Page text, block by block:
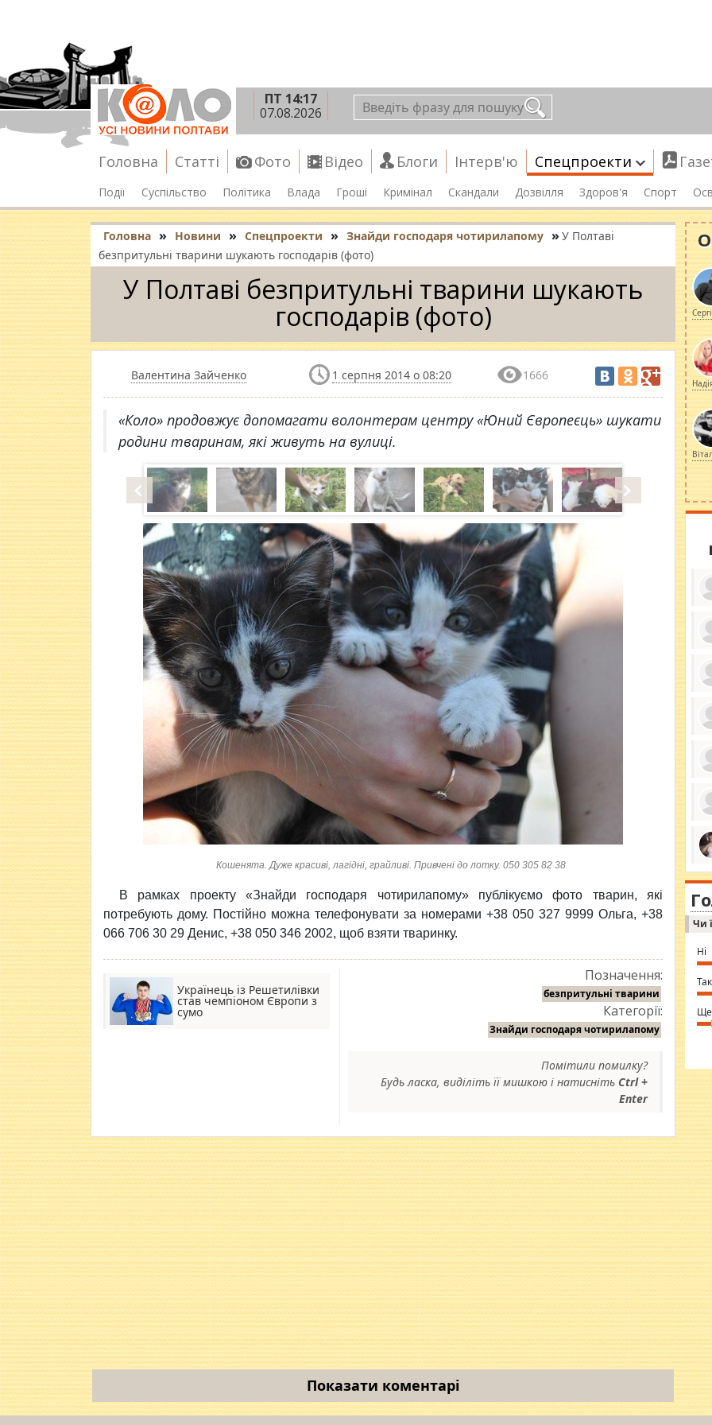
ПТ 14:17
07.08.2026
Головна Статті Фото Відео Блоги Інтерв'ю Спецпроекти
Події Суспільство Політика Влада Гроші Кримінал Скандали Дозвілля Здоров'я Спорт
Головна » Новини » Спецпроекти » Знайди господаря чотирилапому » У Полтаві
безпритульні тварини шукають господарів (фото)
У Полтаві безпритульні тварини шукають
господарів (фото)
Валентина Зайченко 1 серпня 2014 о 08:20 1666
«Коло» продовжує допомагати волонтерам центру «Юний Європеєць» шукати
родини тваринам, які живуть на вулиці.
Кошенята. Дуже красиві, лагідні, грайливі. Привчені до лотку. 050 305 82 38
В рамках проекту «Знайди господаря чотирилапому» публікуємо фото тварин, які
потребують дому. Постійно можна телефонувати за номерами +38 050 327 9999 Ольга, +38
066 706 30 29 Денис, +38 050 346 2002, щоб взяти тваринку.
Українець із Решетилівки
став чемпіоном Європи з
сумо
Позначення:
безпритульні тварини
Категорії:
Знайди господаря чотирилапому
Помітили помилку?
Будь ласка, виділіть її мишкою і натисніть Ctrl +
Enter
Показати коментарі
за
ми
in
⇒
Чи
Ні
Так
Ще